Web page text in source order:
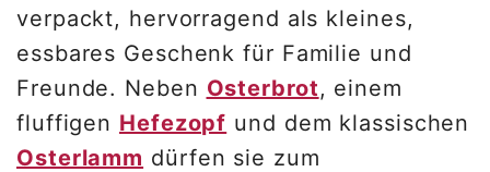
verpackt, hervorragend als kleines,
essbares Geschenk für Familie und
Freunde. Neben Osterbrot, einem
fluffigen Hefezopf und dem klassischen
Osterlamm dürfen sie zum